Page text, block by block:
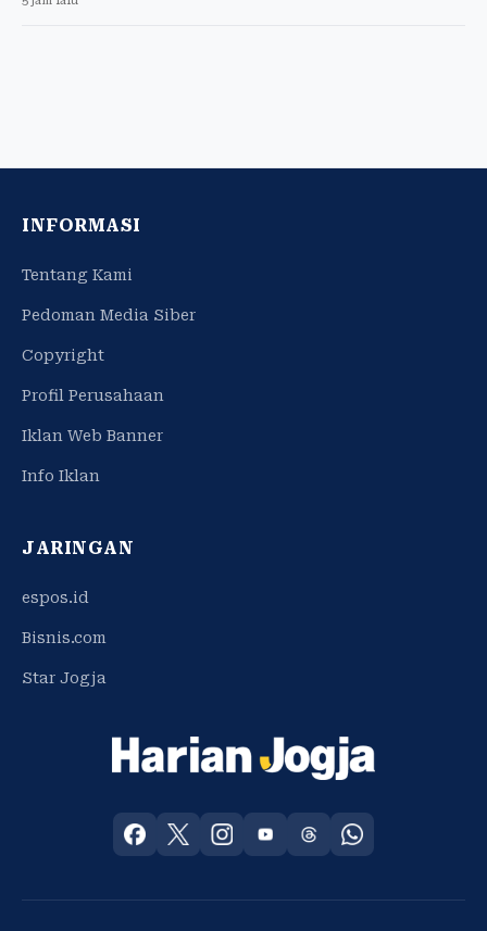
INFORMASI
Tentang Kami
Pedoman Media Siber
Copyright
Profil Perusahaan
Iklan Web Banner
Info Iklan
JARINGAN
espos.id
Bisnis.com
Star Jogja